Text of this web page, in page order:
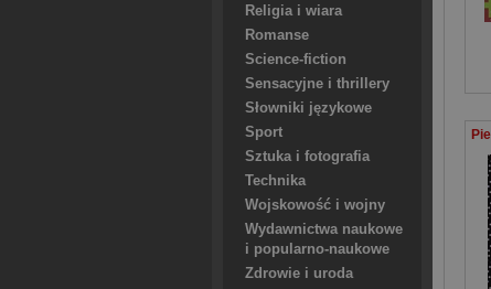
Religia i wiara
Romanse
Science-fiction
Sensacyjne i thrillery
Słowniki językowe
Sport
Sztuka i fotografia
Technika
Wojskowość i wojny
Wydawnictwa naukowe
i popularno-naukowe
Zdrowie i uroda